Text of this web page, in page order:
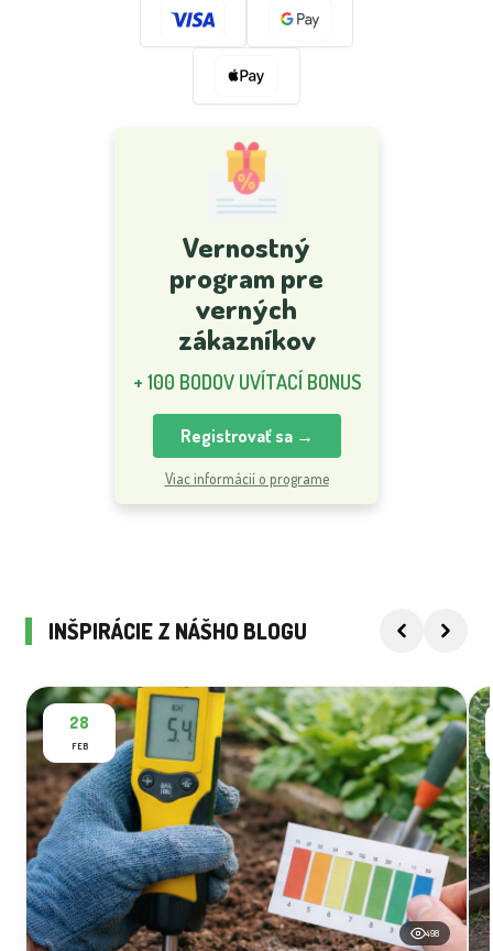
Vernostný
program pre
verných
zákazníkov
+ 100 BODOV UVÍTACÍ BONUS
Registrovať sa →
Viac informácií o programe
INŠPIRÁCIE Z NÁŠHO BLOGU
28
FEB
498